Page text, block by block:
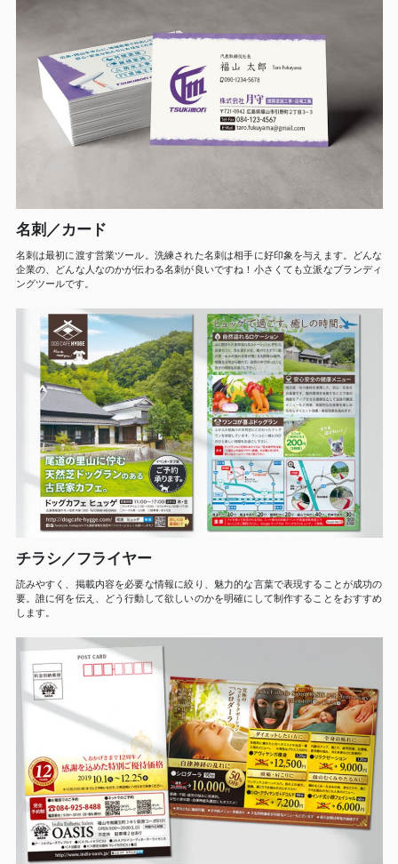
名刺／カード
名刺は最初に渡す営業ツール。洗練された名刺は相手に好印象を与えます。どんな
企業の、どんな人なのかが伝わる名刺が良いですね！小さくても立派なブランディ
ングツールです。
チラシ／フライヤー
読みやすく、掲載内容を必要な情報に絞り、魅力的な言葉で表現することが成功の
要。誰に何を伝え、どう行動して欲しいのかを明確にして制作することをおすすめ
します。